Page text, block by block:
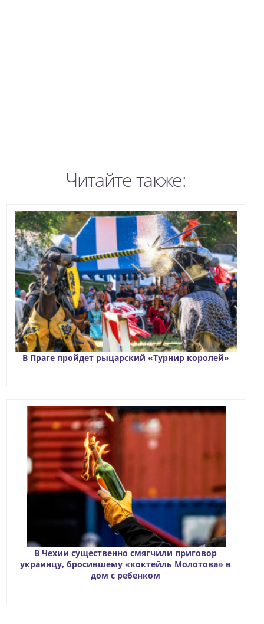
Читайте также:
В Праге пройдет рыцарский «Турнир королей»
В Чехии существенно смягчили приговор
украинцу, бросившему «коктейль Молотова» в
дом с ребенком